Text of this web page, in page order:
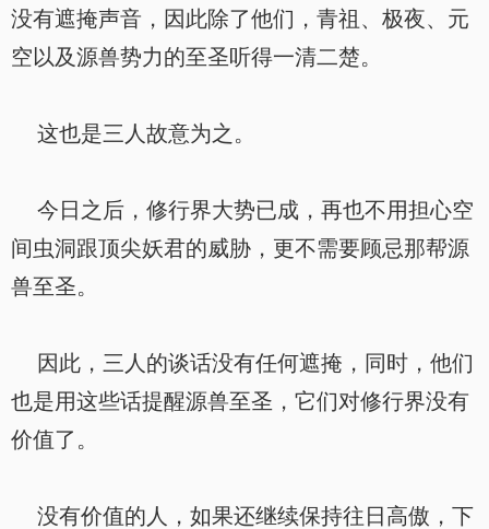
没有遮掩声音，因此除了他们，青祖、极夜、元
空以及源兽势力的至圣听得一清二楚。
这也是三人故意为之。
今日之后，修行界大势已成，再也不用担心空
间虫洞跟顶尖妖君的威胁，更不需要顾忌那帮源
兽至圣。
因此，三人的谈话没有任何遮掩，同时，他们
也是用这些话提醒源兽至圣，它们对修行界没有
价值了。
没有价值的人，如果还继续保持往日高傲，下